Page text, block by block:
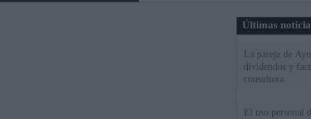
Últimas
La pareja de
dividendos y
consultora
El uso personal